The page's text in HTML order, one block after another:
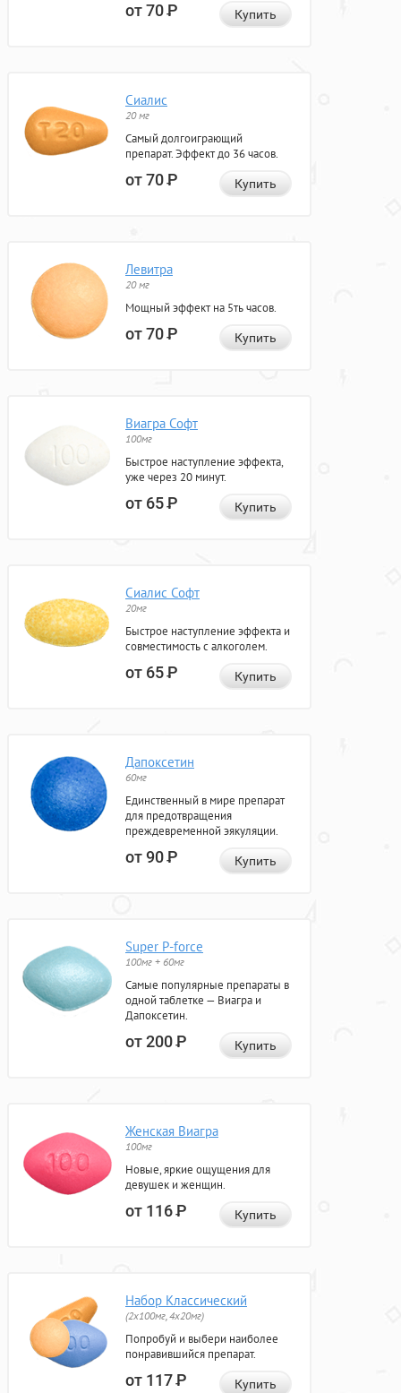
от 70Р Купить
Сиалис
20 мг
Самый долгоиграющий
препарат. Эффект до 36 часов.
от 70Р Купить
Левитра
20 мг
Мощный эффект на 5ть часов.
от 70Р Купить
Виагра Софт
100мг
Быстрое наступление эффекта,
уже через 20 минут.
от 65Р Купить
Сиалис Софт
20мг
Быстрое наступление эффекта и
совместимость с алкоголем.
от 65Р Купить
Дапоксетин
60мг
Единственный в мире препарат
для предотвращения
преждевременной эякуляции.
от 90Р Купить
Super P-force
100мг + 60мг
Самые популярные препараты в
одной таблетке — Виагра и
Дапоксетин.
от 200Р Купить
Женская Виагра
100мг
Новые, яркие ощущения для
девушек и женщин.
от 116Р Купить
Набор Классический
(2x100мг, 4x20мг)
Попробуй и выбери наиболее
понравившийся препарат.
от 117Р Купить